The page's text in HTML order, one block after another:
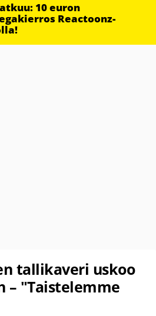
10 euron
Reactoonz-
tallikaveri uskoo
– "Taistelemme